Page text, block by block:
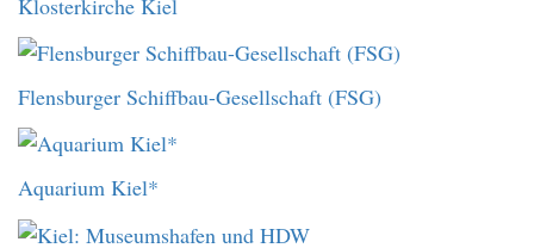
Flensburger Schiffbau-Gesellschaft (FSG)
Aquarium Kiel*